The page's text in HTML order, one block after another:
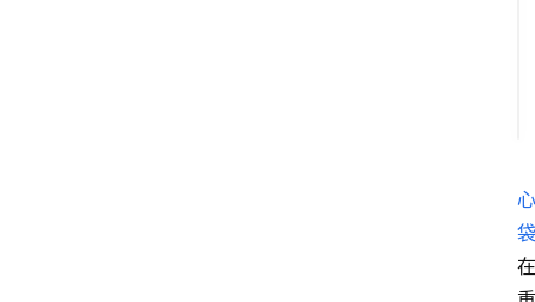
心
袋
在